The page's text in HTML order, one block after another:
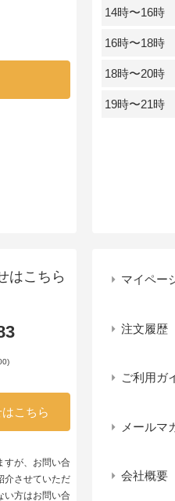
14時〜16時
16時〜18時
18時〜20時
19時〜21時
はこちら
こちら
すが、お問い合
介させていただ
い方はお問い合
マイペー
注文履歴
ご利用ガ
メールマ
会社概要